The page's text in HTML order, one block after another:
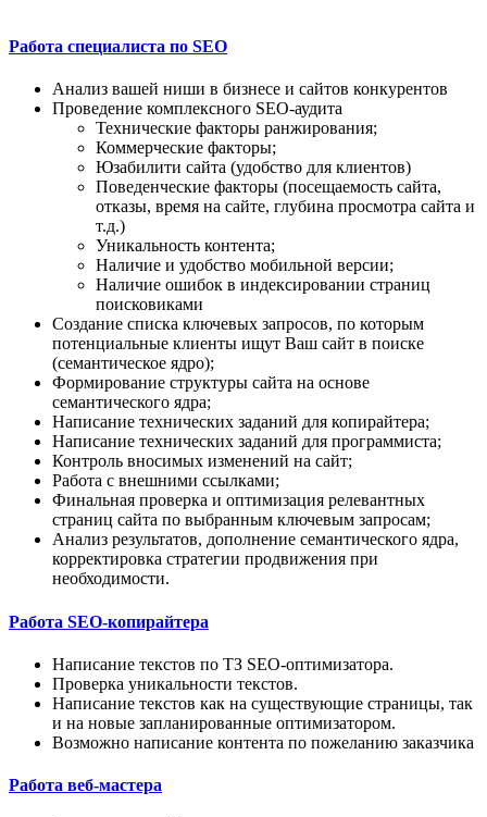
Работа специалиста по SEO
Анализ вашей ниши в бизнесе и сайтов конкурентов
Проведение комплексного SEO-аудита
Технические факторы ранжирования;
Коммерческие факторы;
Юзабилити сайта (удобство для клиентов)
Поведенческие факторы (посещаемость сайта,
отказы, время на сайте, глубина просмотра сайта и
т.д.)
Уникальность контента;
Наличие и удобство мобильной версии;
Наличие ошибок в индексировании страниц
поисковиками
Создание списка ключевых запросов, по которым
потенциальные клиенты ищут Ваш сайт в поиске
(семантическое ядро);
Формирование структуры сайта на основе
семантического ядра;
Написание технических заданий для копирайтера;
Написание технических заданий для программиста;
Контроль вносимых изменений на сайт;
Работа с внешними ссылками;
Финальная проверка и оптимизация релевантных
страниц сайта по выбранным ключевым запросам;
Анализ результатов, дополнение семантического ядра,
корректировка стратегии продвижения при
необходимости.
Работа SEO-копирайтера
Написание текстов по ТЗ SEO-оптимизатора.
Проверка уникальности текстов.
Написание текстов как на существующие страницы, так
и на новые запланированные оптимизатором.
Возможно написание контента по пожеланию заказчика
Работа веб-мастера